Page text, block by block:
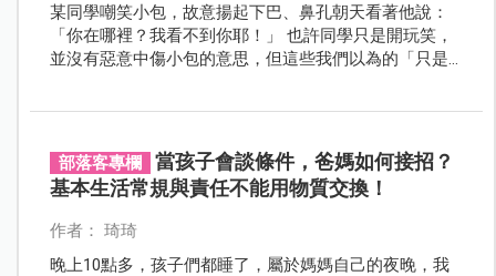
某同學嘲笑小包，故意揚起下巴、鼻孔朝天看著他說：
「你在哪裡？我看不到你耶！」 也許同學只是開玩笑，
並沒有惡意中傷小包的意思，但這些我們以為的「只是
部落客專欄
當孩子會談條件，爸媽如何接招？
基本生活常規與責任不能用物質交換！
作者： 琦琦
晚上10點多，孩子們都睡了，屬於媽媽自己的夜晚，我